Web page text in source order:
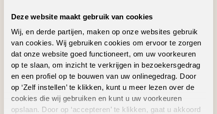
Deze website maakt gebruik van cookies
Wij, en derde partijen, maken op onze websites gebruik
van cookies. Wij gebruiken cookies om ervoor te zorgen
dat onze website goed functioneert, om uw voorkeuren
op te slaan, om inzicht te verkrijgen in bezoekersgedrag
en een profiel op te bouwen van uw onlinegedrag. Door
op ‘Zelf instellen’ te klikken, kunt u meer lezen over de
cookies die wij gebruiken en kunt u uw voorkeuren
opslaan. Door op ‘accepteren’ te klikken, gaat u akkoord
Een waterbestendige vloer voor zorgeloos
Geschikte
vloertoebehoren